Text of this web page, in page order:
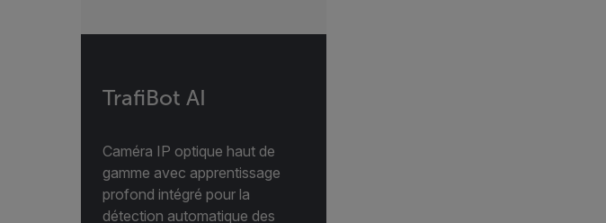
TrafiBot AI
Caméra IP optique haut de
gamme avec apprentissage
profond intégré pour la
détection automatique des